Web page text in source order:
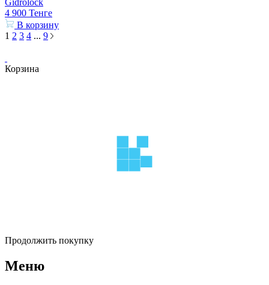
Gidrolock
4 900 Тенге
В корзину
1 2 3 4 ... 9
Корзина
Продолжить покупку
Меню